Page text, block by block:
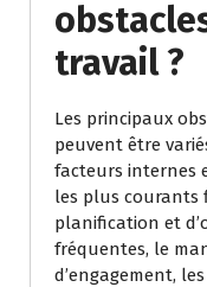
travail ?
Les principaux
peuvent être
facteurs internes
les plus courants
planification et
fréquentes, le
d’engagement,